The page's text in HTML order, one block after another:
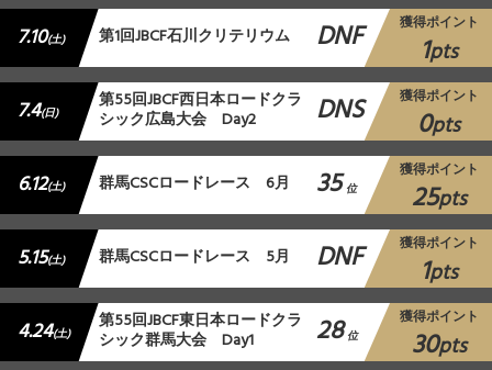
7.10(土) 第1回JBCF石川クリテリウム DNF 獲得ポイント
1pts
7.4(日) 第55回JBCF西日本ロードクラ
シック広島大会 Day2 DNS 獲得ポイント
0pts
6.12(土) 群⾺CSCロードレース 6月 35 位
獲得ポイント
25pts
5.15(土) 群馬CSCロードレース 5月 DNF 獲得ポイント
1pts
4.24(土) 第55回JBCF東日本ロードクラ
シック群馬大会 Day1 28 位
獲得ポイント
30pts